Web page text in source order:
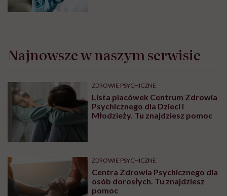
Najnowsze w naszym serwisie
ZDROWIE PSYCHICZNE
Lista placówek Centrum Zdrowia
Psychicznego dla Dzieci i
Młodzieży. Tu znajdziesz pomoc
ZDROWIE PSYCHICZNE
Centra Zdrowia Psychicznego dla
osób dorosłych. Tu znajdziesz
pomoc